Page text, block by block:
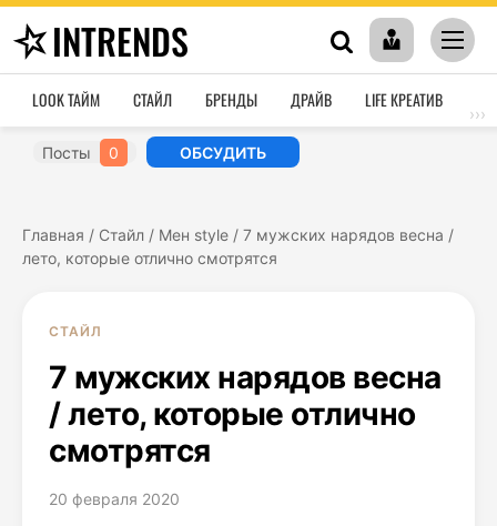
INTRENDS
LOOK ТАЙМ СТАЙЛ БРЕНДЫ ДРАЙВ LIFE КРЕАТИВ
›››
Посты 0 ОБСУДИТЬ
Главная / Стайл / Мен style / 7 мужских нарядов весна /
лето, которые отлично смотрятся
СТАЙЛ
7 мужских нарядов весна
/ лето, которые отлично
смотрятся
20 февраля 2020